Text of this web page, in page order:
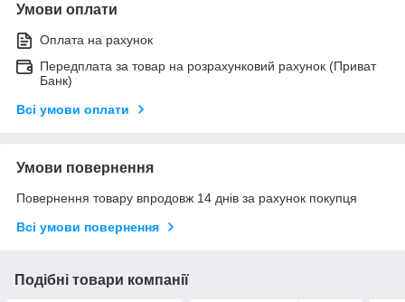
Умови оплати
Оплата на рахунок
Передплата за товар на розрахунковий рахунок (Приват
Банк)
Всі умови оплати
Умови повернення
Повернення товару впродовж 14 днів за рахунок покупця
Всі умови повернення
Подібні товари компанії